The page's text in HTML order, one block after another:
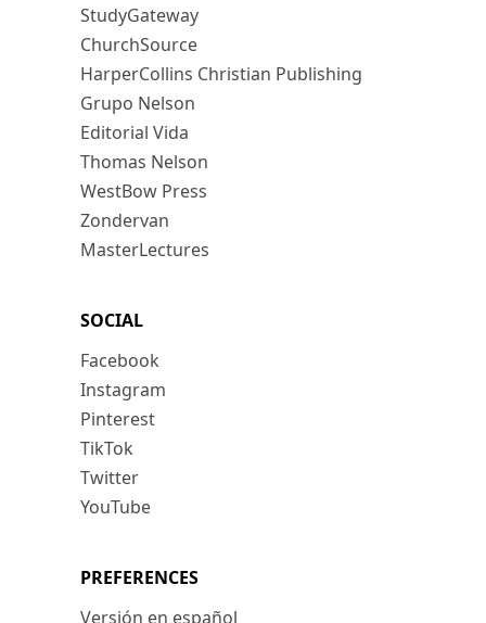
StudyGateway
ChurchSource
HarperCollins Christian Publishing
Grupo Nelson
Editorial Vida
Thomas Nelson
WestBow Press
Zondervan
MasterLectures
SOCIAL
Facebook
Instagram
Pinterest
TikTok
Twitter
YouTube
PREFERENCES
Versión en español